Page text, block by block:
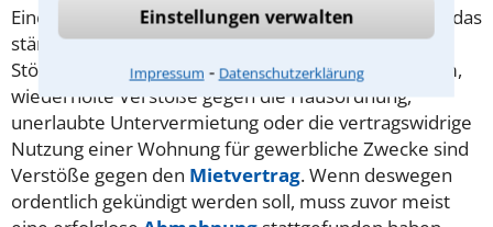
Einstellungen verwalten
Impressum ⁃ Datenschutzerklärung
Eine Vertragsverletzung durch den Mieter kann z.B. das
ständige unpünktliche Zahlen der Miete sein. Auch
Störungen des Hausfriedens durch dauernden Lärm,
wiederholte Verstöße gegen die Hausordnung,
unerlaubte Untervermietung oder die vertragswidrige
Nutzung einer Wohnung für gewerbliche Zwecke sind
Verstöße gegen den Mietvertrag. Wenn deswegen
ordentlich gekündigt werden soll, muss zuvor meist